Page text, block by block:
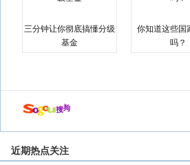
三分钟让你彻底搞懂分级
基金
你知道这些国
吗？
近期热点关注